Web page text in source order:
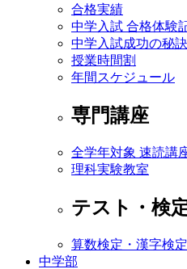
合格実績
中学入試 合格体験
中学入試成功の秘訣
授業時間割
年間スケジュール
専門講座
全学年対象 速読講
理科実験教室
テスト・検
算数検定・漢字検定
中学部